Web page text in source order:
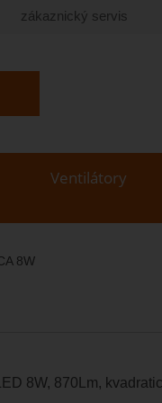
zákaznický servis
Ventilátory
8W
8W, 870Lm,